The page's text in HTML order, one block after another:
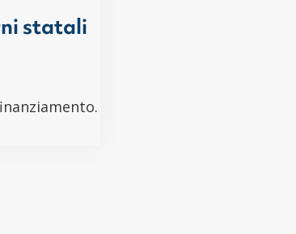
statali